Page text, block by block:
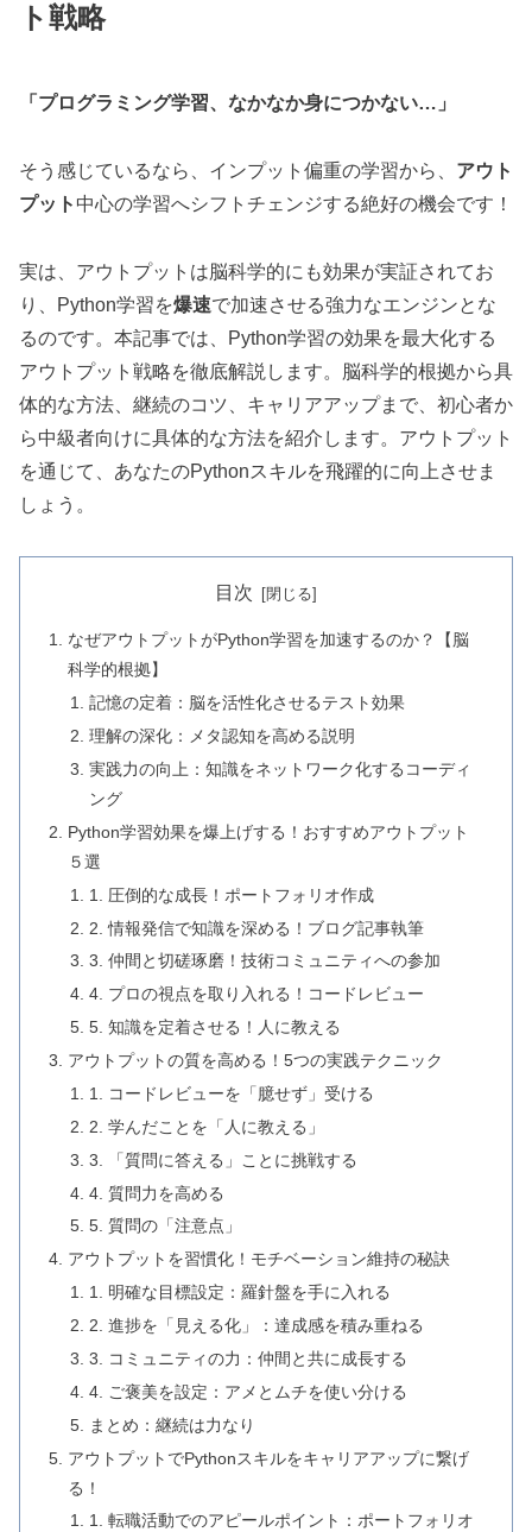
ト戦略
「プログラミング学習、なかなか身につかない…」
そう感じているなら、インプット偏重の学習から、 アウト
プット 中心の学習へシフトチェンジする絶好の機会です！
実は、アウトプットは脳科学的にも効果が実証されてお
り、Python学習を爆速で加速させる強力なエンジンとな
るのです。本記事では、Python学習の効果を最大化する
アウトプット戦略を徹底解説します。脳科学的根拠から具
体的な方法、継続のコツ、キャリアアップまで、初心者か
ら中級者向けに具体的な方法を紹介します。アウトプット
を通じて、あなたのPythonスキルを飛躍的に向上させま
しょう。
目次
なぜアウトプットがPython学習を加速するのか？【脳
科学的根拠】
記憶の定着：脳を活性化させるテスト効果
理解の深化：メタ認知を高める説明
実践力の向上：知識をネットワーク化するコーディ
ング
Python学習効果を爆上げする！おすすめアウトプット
５選
1. 圧倒的な成長！ポートフォリオ作成
2. 情報発信で知識を深める！ブログ記事執筆
3. 仲間と切磋琢磨！技術コミュニティへの参加
4. プロの視点を取り入れる！コードレビュー
5. 知識を定着させる！人に教える
アウトプットの質を高める！5つの実践テクニック
1. コードレビューを「臆せず」受ける
2. 学んだことを「人に教える」
3. 「質問に答える」ことに挑戦する
4. 質問力を高める
5. 質問の「注意点」
アウトプットを習慣化！モチベーション維持の秘訣
1. 明確な目標設定：羅針盤を手に入れる
2. 進捗を「見える化」：達成感を積み重ねる
3. コミュニティの力：仲間と共に成長する
4. ご褒美を設定：アメとムチを使い分ける
まとめ：継続は力なり
アウトプットでPythonスキルをキャリアアップに繋げ
る！
1. 転職活動でのアピールポイント：ポートフォリオ